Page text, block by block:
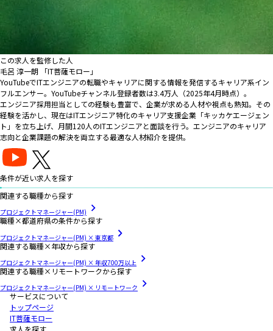
この求人を監修した人
毛呂 淳一朗 「IT菩薩モロー」
YouTubeでITエンジニアの転職やキャリアに関する情報を発信するキャリア系イン
フルエンサー。YouTubeチャンネル登録者数は3.4万人（2025年4月時点）。
エンジニア採用担当としての経験も豊富で、企業が求める人材や視点も熟知。その
経験を活かし、現在はITエンジニア特化のキャリア支援企業「キッカケエージェン
ト」を立ち上げ、月間120人のITエンジニアと面談を行う。エンジニアのキャリア
志向と企業課題の解決を両立する最適な人材紹介を提供。
条件が近い求人を探す
関連する職種から探す
プロジェクトマネージャー(PM)
職種×都道府県の条件から探す
プロジェクトマネージャー(PM) × 東京都
関連する職種×年収から探す
プロジェクトマネージャー(PM) × 年収700万以上
関連する職種×リモートワークから探す
プロジェクトマネージャー(PM) × リモートワーク
サービスについて
トップページ
IT菩薩モロー